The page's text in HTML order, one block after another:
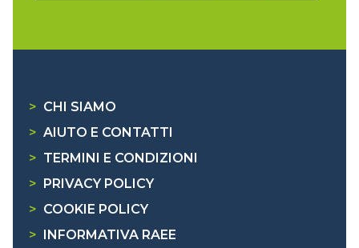
> CHI SIAMO
> AIUTO E CONTATTI
> TERMINI E CONDIZIONI
>
PRIVACY POLICY
> COOKIE POLICY
>
INFORMATIVA RAEE